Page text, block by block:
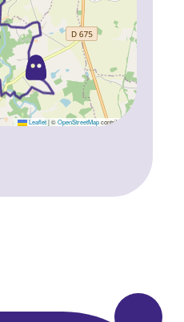
Leaflet |©OpenStreetMapcontributors